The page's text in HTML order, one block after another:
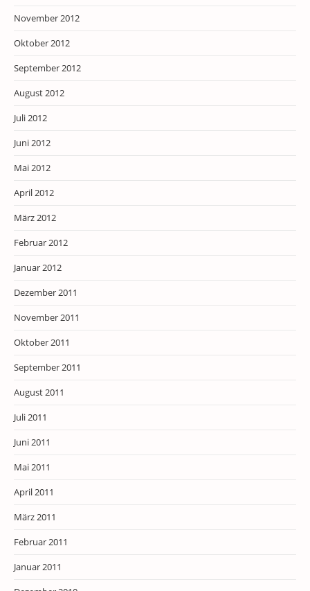
November 2012
Oktober 2012
September 2012
August 2012
Juli 2012
Juni 2012
Mai 2012
April 2012
März 2012
Februar 2012
Januar 2012
Dezember 2011
November 2011
Oktober 2011
September 2011
August 2011
Juli 2011
Juni 2011
Mai 2011
April 2011
März 2011
Februar 2011
Januar 2011